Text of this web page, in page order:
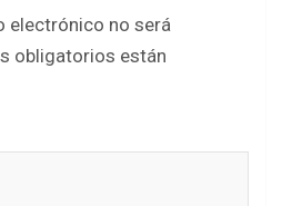
electrónico no será
obligatorios están